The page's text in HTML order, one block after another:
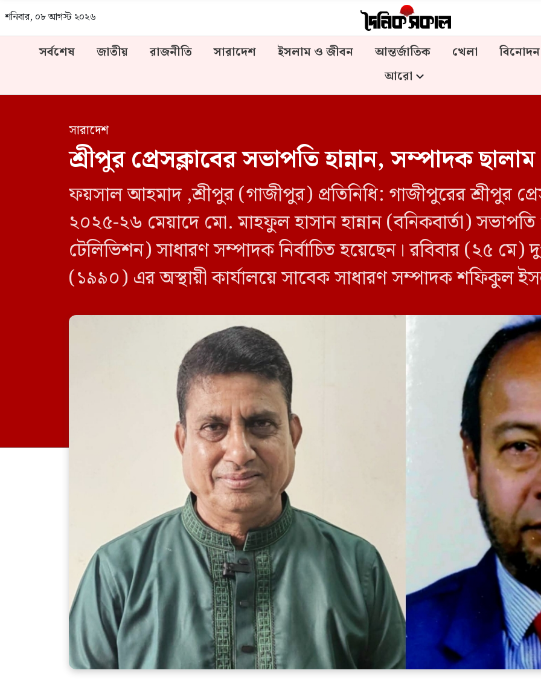
শনিবার, ০৮ আগস্ট ২০২৬
সর্বশেষ জাতীয় রাজনীতি সারাদেশ ইসলাম ও জীবন আন্তর্জাতিক খেলা বিনোদন
আরো
সারাদেশ
শ্রীপুর প্রেসক্লাবের সভাপতি হান্নান, সম্পাদক ছালাম
ফয়সাল আহমাদ ,শ্রীপুর (গাজীপুর) প্রতিনিধি: গাজীপুরের শ্রীপুর
২০২৫-২৬ মেয়াদে মো. মাহফুল হাসান হান্নান (বনিকবার্তা)
টেলিভিশন) সাধারণ সম্পাদক নির্বাচিত হয়েছেন। রবিবার (২৫ মে)
(১৯৯০) এর অস্থায়ী কার্যালয়ে সাবেক সাধারণ সম্পাদক শফিকুল